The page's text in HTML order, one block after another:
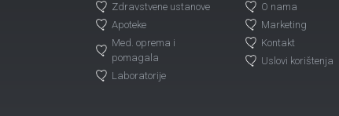
Zdravstvene ustanove
Apoteke
Med. oprema i
pomagala
Laboratorije
O nama
Marketing
Kontakt
Uslovi korištenja